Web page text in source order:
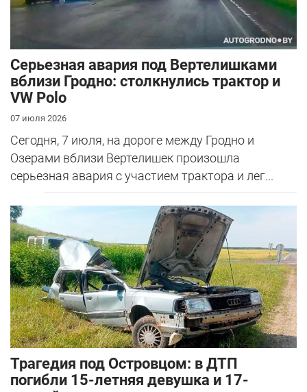
Серьезная авария под Вертелишками
вблизи Гродно: столкнулись трактор и
VW Polo
07 июля 2026
Сегодня, 7 июля, на дороге между Гродно и
Озерами вблизи Вертелишек произошла
серьезная авария с участием трактора и лег...
Трагедия под Островцом: в ДТП
погибли 15-летняя девушка и 17-